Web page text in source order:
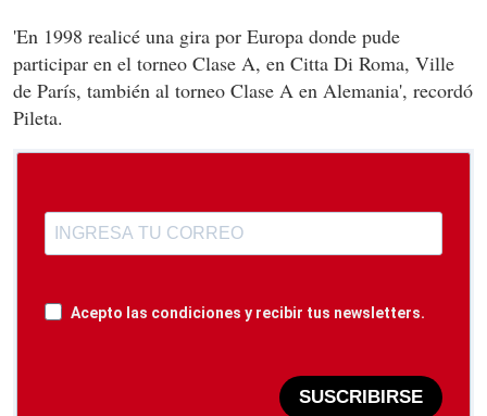
'En 1998 realicé una gira por Europa donde pude
participar en el torneo Clase A, en Citta Di Roma, Ville
de París, también al torneo Clase A en Alemania', recordó
Pileta.
Acepto las condiciones y recibir tus newsletters.
SUSCRIBIRSE